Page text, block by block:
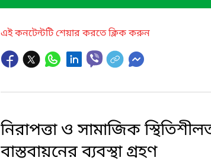
এই কনটেন্টটি শেয়ার করতে ক্লিক করুন
নিরাপত্তা ও সামাজিক
বাস্তবায়নের ব্যবস্থা গ্রহণ